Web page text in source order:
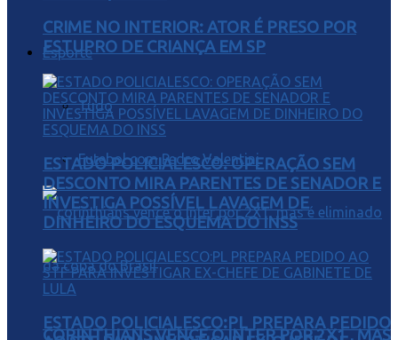
Esporte
Tudo
Futebol com Pedro Valentini
CORINTHIANS VENCE O INTER POR 2X1 , MAS
CRIME NO INTERIOR: ATOR É PRESO POR
ESTUPRO DE CRIANÇA EM SP
ESTADO POLICIALESCO: OPERAÇÃO SEM
DESCONTO MIRA PARENTES DE SENADOR E
INVESTIGA POSSÍVEL LAVAGEM DE
DINHEIRO DO ESQUEMA DO INSS
ESTADO POLICIALESCO:PL PREPARA PEDIDO